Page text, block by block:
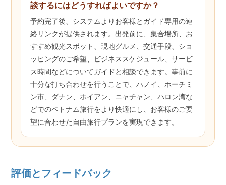
談するにはどうすればよいですか？
予約完了後、システムよりお客様とガイド専用の連
絡リンクが提供されます。出発前に、集合場所、お
すすめ観光スポット、現地グルメ、交通手段、ショ
ッピングのご希望、ビジネススケジュール、サービ
ス時間などについてガイドと相談できます。事前に
十分な打ち合わせを行うことで、ハノイ、ホーチミ
ン市、ダナン、ホイアン、ニャチャン、ハロン湾な
どでのベトナム旅行をより快適にし、お客様のご要
望に合わせた自由旅行プランを実現できます。
評価とフィードバック